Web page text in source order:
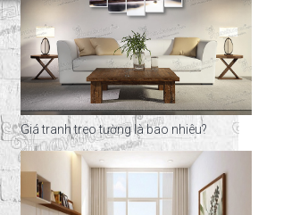
Giá tranh treo tường là bao nhiêu?